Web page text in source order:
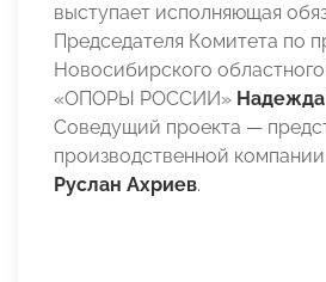
выступает исполняющая
Председателя Комитета по
Новосибирского
«ОПОРЫ РОССИИ» Надежда
Соведущий проекта —
производственной
Руслан Ахриев.